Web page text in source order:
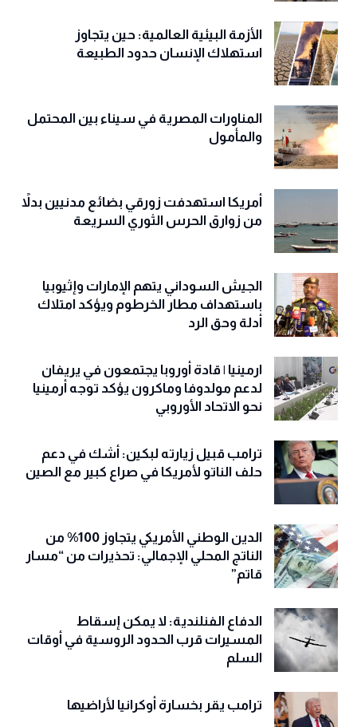
الأزمة البيئية العالمية: حين يتجاوز
استهلاك الإنسان حدود الطبيعة
المناورات المصرية في سيناء بين المحتمل
والمأمول
أمريكا استهدفت زورقي بضائع مدنيين بدلاً
من زوارق الحرس الثوري السريعة
الجيش السوداني يتهم الإمارات وإثيوبيا
باستهداف مطار الخرطوم ويؤكد امتلاك
أدلة وحق الرد
ارمينيا | قادة أوروبا يجتمعون في يريفان
لدعم مولدوفا وماكرون يؤكد توجه أرمينيا
نحو الاتحاد الأوروبي
ترامب قبيل زيارته لبكين: أشك في دعم
حلف الناتو لأمريكا في صراع كبير مع الصين
الدين الوطني الأمريكي يتجاوز 100% من
الناتج المحلي الإجمالي: تحذيرات من “مسار
قاتم”
الدفاع الفنلندية: لا يمكن إسقاط
المسيرات قرب الحدود الروسية في أوقات
السلم
ترامب يقر بخسارة أوكرانيا لأراضيها